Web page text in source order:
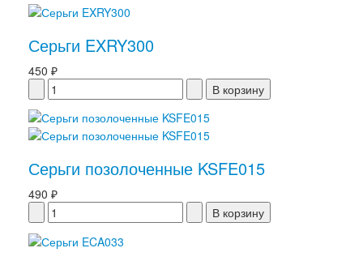
Серьги EXRY300
450 ₽
Серьги позолоченные KSFE015
490 ₽